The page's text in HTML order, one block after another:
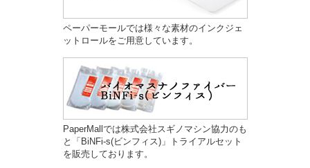
ペーパーモールでは様々な素材のインクジェ
ットロールをご用意しています。
PaperMallでは株式会社スギノマシン協力のも
と「BiNFi-s(ビンフィス)」トライアルセット
を販売しております。